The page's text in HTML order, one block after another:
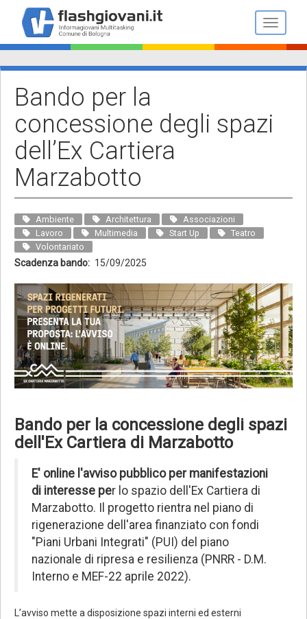
contenuto
principale
Toggle
Bando per la
concessione degli spazi
dell’Ex Cartiera
Marzabotto
Ambiente Architettura
Associazioni
Lavoro
Multimedia Start Up
Teatro
Volontariato
Scadenza bando 15/09/2025
Bando per la concessione degli spazi
dell'Ex Cartiera di Marzabotto
E' online l'avviso pubblico per manifestazioni
di interesse per lo spazio dell'Ex Cartiera di
Marzabotto. Il progetto rientra nel piano di
rigenerazione dell'area finanziato con fondi
"Piani Urbani Integrati" (PUI) del piano
nazionale di ripresa e resilienza (PNRR - D.M.
Interno e MEF-22 aprile 2022).
L’avviso mette a disposizione spazi interni ed esterni